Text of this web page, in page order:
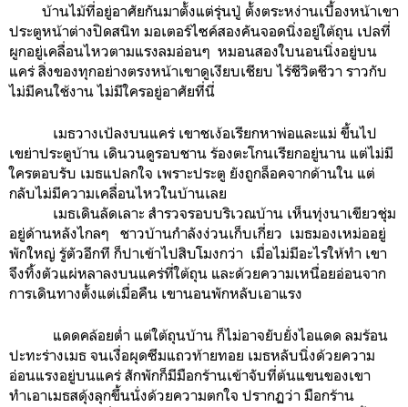
บ้านไม้ที่อยู่อาศัยกันมาตั้งแต่รุ่นปู่ ตั้งตระหง่านเบื้องหน้าเขา
ประตูหน้าต่างปิดสนิท มอเตอร์ไซค์สองคันจอดนิ่งอยู่ใต้ถุน เปลที่
ผูกอยู่เคลื่อนไหวตามแรงลมอ่อนๆ หมอนสองใบนอนนิ่งอยู่บน
แคร่ สิ่งของทุกอย่างตรงหน้าเขาดูเงียบเชียบ ไร้ชีวิตชีวา ราวกับ
ไม่มีคนใช้งาน ไม่มีใครอยู่อาศัยที่นี่
เมธวางเป้ลงบนแคร่ เขาชเง้อเรียกหาพ่อและแม่ ขึ้นไป
เขย่าประตูบ้าน เดินวนดูรอบชาน ร้องตะโกนเรียกอยู่นาน แต่ไม่มี
ใครตอบรับ เมธแปลกใจ เพราะประตู ยังถูกล็อคจากด้านใน แต่
กลับไม่มีความเคลื่อนไหวในบ้านเลย
เมธเดินลัดเลาะ สำรวจรอบบริเวณบ้าน เห็นทุ่งนาเขียวชุ่ม
อยู่ด้านหลังไกลๆ ชาวบ้านกำลังง่วนเก็บเกี่ยว เมธมองเหม่ออยู่
พักใหญ่ รู้ตัวอีกที ก็ปาเข้าไปสิบโมงกว่า เมื่อไม่มีอะไรให้ทำ เขา
จึงทิ้งตัวแผ่หลาลงบนแคร่ที่ใต้ถุน และด้วยความเหนื่อยอ่อนจาก
การเดินทางตั้งแต่เมื่อคืน เขานอนพักหลับเอาแรง
แดดคล้อยต่ำ แต่ใต้ถุนบ้าน ก็ไม่อาจยับยั่งไอแดด ลมร้อน
ปะทะร่างเมธ จนเงื่อผุดซึมแถวท้ายทอย เมธหลับนิ่งด้วยความ
อ่อนแรงอยู่บนแคร่ สักพักก็มีมือกร้านเข้าจับที่ต้นแขนของเขา
ทำเอาเมธสดุ้งลุกขึ้นนั่งด้วยความตกใจ ปรากฏว่า มือกร้าน